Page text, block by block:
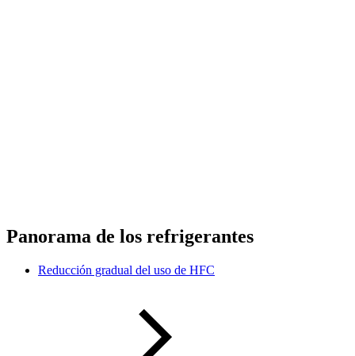
Panorama de los refrigerantes
Reducción gradual del uso de HFC